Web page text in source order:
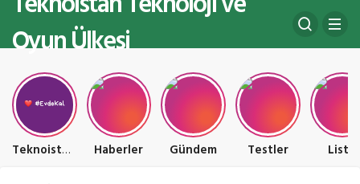
Oyun Ülkesi
Teknoistan Teknoloji ve Oyun Ülkesi Haberler Gündem Testler Liste